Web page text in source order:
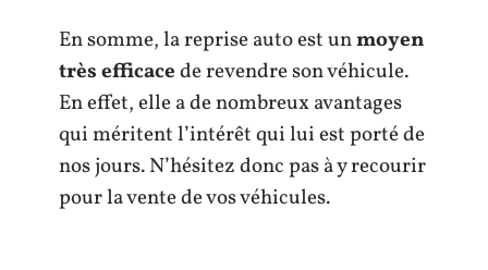
En somme, la reprise auto est unmoyen
très efficacede revendre son véhicule.
En effet, elle a de nombreux avantages
qui méritent l’intérêt qui lui est porté de
nos jours. N’hésitez donc pas à y recourir
pour la vente de vos véhicules.